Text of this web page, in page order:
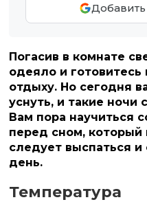
Погасив в комнате
одеяло и
отдыху. Но сегодня
уснуть, и такие ночи
Вам пора научиться
перед сном, который
следует выспаться
день.
Температура